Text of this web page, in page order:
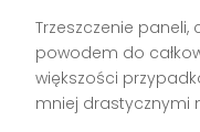
Trzeszczenie
powodem do
większości
mniej drastycznymi